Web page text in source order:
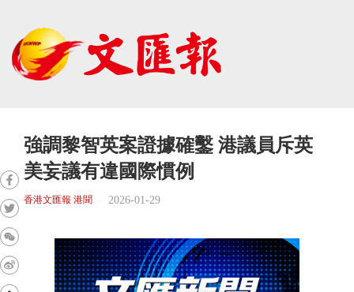
強調黎智英案證據確鑿 港議員斥英
美妄議有違國際慣例
香港文匯報 港聞 2026-01-29